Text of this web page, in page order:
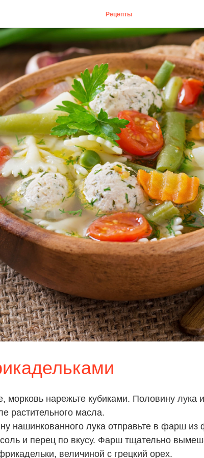
Рецепты
морковь нарежьте кубиками. Половину лука
растительного масла.
нашинкованного лука отправьте в фарш из
и перец по вкусу. Фарш тщательно
величиной с грецкий орех.